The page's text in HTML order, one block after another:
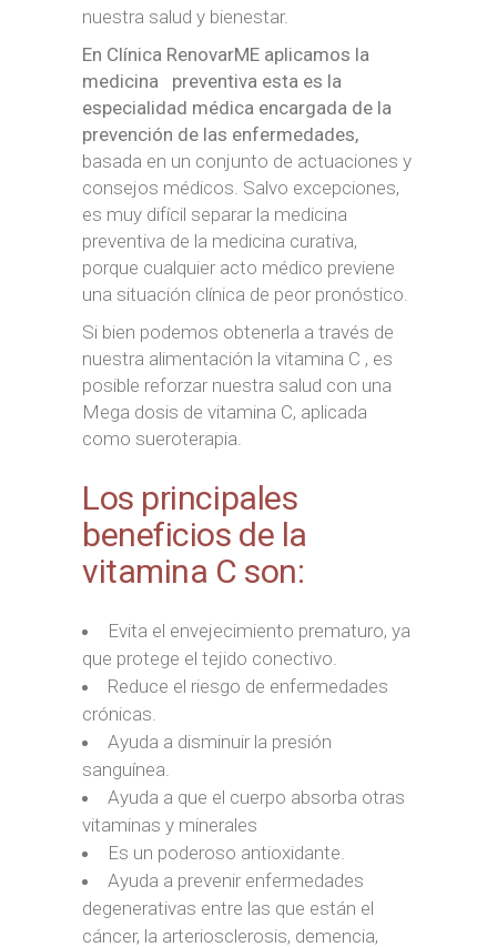
nuestra salud y bienestar.
En Clínica RenovarME aplicamos la
medicina preventiva esta es la
especialidad médica encargada de la
prevención de las enfermedades,
basada en un conjunto de actuaciones y
consejos médicos. Salvo excepciones,
es muy difícil separar la medicina
preventiva de la medicina curativa,
porque cualquier acto médico previene
una situación clínica de peor pronóstico.
Si bien podemos obtenerla a través de
nuestra alimentación la vitamina C , es
posible reforzar nuestra salud con una
Mega dosis de vitamina C, aplicada
como sueroterapia.
Los principales
beneficios de la
vitamina C son:
Evita el envejecimiento prematuro, ya
que protege el tejido conectivo.
Reduce el riesgo de enfermedades
crónicas.
Ayuda a disminuir la presión
sanguínea.
Ayuda a que el cuerpo absorba otras
vitaminas y minerales
Es un poderoso antioxidante.
Ayuda a prevenir enfermedades
degenerativas entre las que están el
cáncer, la arteriosclerosis, demencia,